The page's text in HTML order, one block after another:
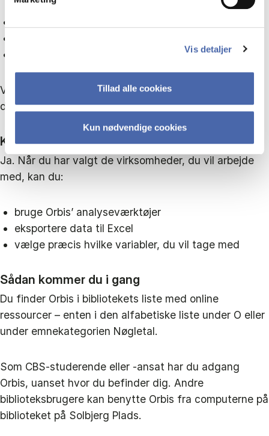
Vis detaljer
Tillad alle cookies
Kun nødvendige cookies
Vælg de kriterier, der giver bedst mening i forhold til
din analyse.
Kan man analysere og eksportere data?
Ja. Når du har valgt de virksomheder, du vil arbejde
med, kan du:
bruge Orbis’ analyseværktøjer
eksportere data til Excel
vælge præcis hvilke variabler, du vil tage med
Sådan kommer du i gang
Du finder Orbis i bibliotekets liste med online
ressourcer – enten i den alfabetiske liste under O eller
under emnekategorien Nøgletal.
Som CBS-studerende eller -ansat har du adgang
Orbis, uanset hvor du befinder dig. Andre
biblioteksbrugere kan benytte Orbis fra computerne på
biblioteket på Solbjerg Plads.